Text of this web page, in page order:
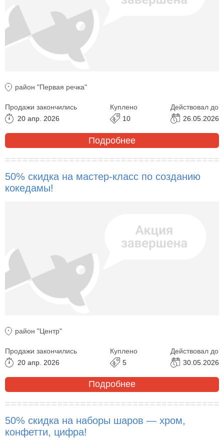
район "Первая речка"
Продажи закончились
20 апр. 2026
Куплено
10
Действовал до
26.05.2026
Подробнее
50% скидка на мастер-класс по созданию
кокедамы!
район "Центр"
Продажи закончились
20 апр. 2026
Куплено
5
Действовал до
30.05.2026
Подробнее
50% скидка на наборы шаров — хром,
конфетти, цифра!